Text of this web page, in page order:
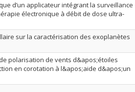
d’un applicateur intégrant la surveillance
électronique à débit de dose ultra-
sur la caractérisation des exoplanètes
polarisation de vents d&apos;étoiles
en corotation à l&apos;aide d&apos;un